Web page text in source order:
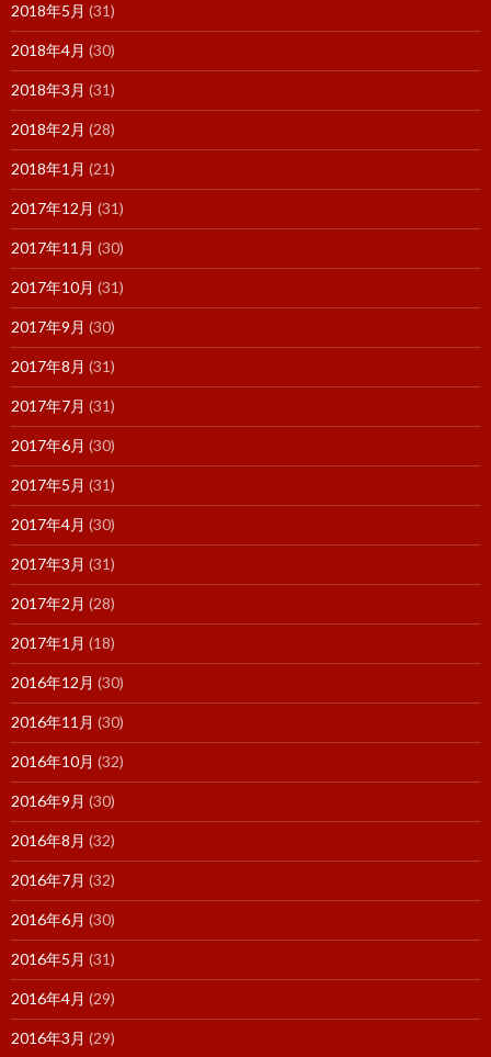
2018年5月 (31)
2018年4月 (30)
2018年3月 (31)
2018年2月 (28)
2018年1月 (21)
2017年12月 (31)
2017年11月 (30)
2017年10月 (31)
2017年9月 (30)
2017年8月 (31)
2017年7月 (31)
2017年6月 (30)
2017年5月 (31)
2017年4月 (30)
2017年3月 (31)
2017年2月 (28)
2017年1月 (18)
2016年12月 (30)
2016年11月 (30)
2016年10月 (32)
2016年9月 (30)
2016年8月 (32)
2016年7月 (32)
2016年6月 (30)
2016年5月 (31)
2016年4月 (29)
2016年3月 (29)